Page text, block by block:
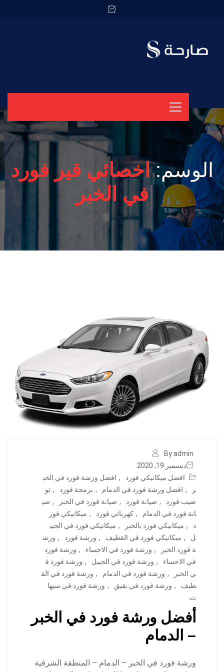
الوسم:اخصائي قير فورد
في الخبر
By admin
ديسمبر 19, 2020
افضل ميكانيكي فورد
, افضل ورشة فورد في الخب
ر
, افضل ورشة فورد في الدمام , برمجة فورد , تو
ضيب فورد
, صيانة فورد , صيانة فورد في الخبر , صي
انة فورد في الدمام
, كهربائي فورد , ميكانيكي فور
د
, ميكانيكي فورد بالخبر , ميكانيكي فورد في الجبي
ل
, ميكانيكي فورد في القطيف , ورشة فورد , ورش
ة فورد الخبر
, ورشة فورد في الاجساء , ورشة فورد
في الاحساء
, ورشة فورد في الجبيل , ورشة فورد ف
ي الخبر
, ورشة فورد في الدمام , ورشة فورد في الق
طيف
, ورشة فورد في بقيق , ورشة فورد في سيها
ت
أفضل ورشة فورد في الخبر
– الدمام
ورشة فورد في الخبر – الدمام – المنطقة الشرقية